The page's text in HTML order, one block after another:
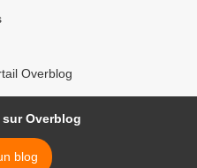
Overblog
Overblog
blog